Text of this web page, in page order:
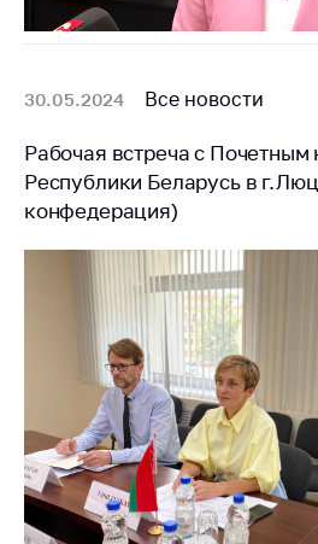
30.05.2024 Все новости
Рабочая встреча с Почетным
Республики Беларусь в
конфедерация)